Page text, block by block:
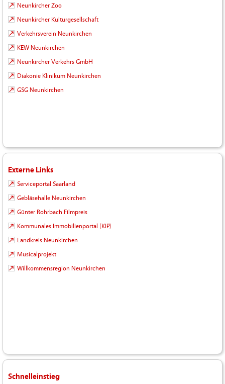
Neunkircher Zoo
Neunkircher Kulturgesellschaft
Verkehrsverein Neunkirchen
KEW Neunkirchen
Neunkircher Verkehrs GmbH
Diakonie Klinikum Neunkirchen
GSG Neunkirchen
Externe Links
Serviceportal Saarland
Gebläsehalle Neunkirchen
Günter Rohrbach Filmpreis
Kommunales Immobilienportal (KIP)
Landkreis Neunkirchen
Musicalprojekt
Willkommensregion Neunkirchen
Schnelleinstieg